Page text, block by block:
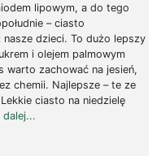
lipowym, a do tego
– ciasto
dzieci. To dużo lepszy
i olejem palmowym
warto zachować na jesień,
chemii. Najlepsze – te ze
ciasto na niedzielę